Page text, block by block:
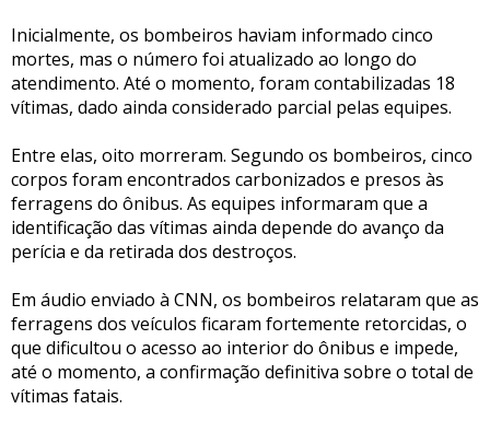
Inicialmente, os bombeiros haviam informado cinco
mortes, mas o número foi atualizado ao longo do
atendimento. Até o momento, foram contabilizadas 18
vítimas, dado ainda considerado parcial pelas equipes.
Entre elas, oito morreram. Segundo os bombeiros, cinco
corpos foram encontrados carbonizados e presos às
ferragens do ônibus. As equipes informaram que a
identificação das vítimas ainda depende do avanço da
perícia e da retirada dos destroços.
Em áudio enviado à CNN, os bombeiros relataram que as
ferragens dos veículos ficaram fortemente retorcidas, o
que dificultou o acesso ao interior do ônibus e impede,
até o momento, a confirmação definitiva sobre o total de
vítimas fatais.